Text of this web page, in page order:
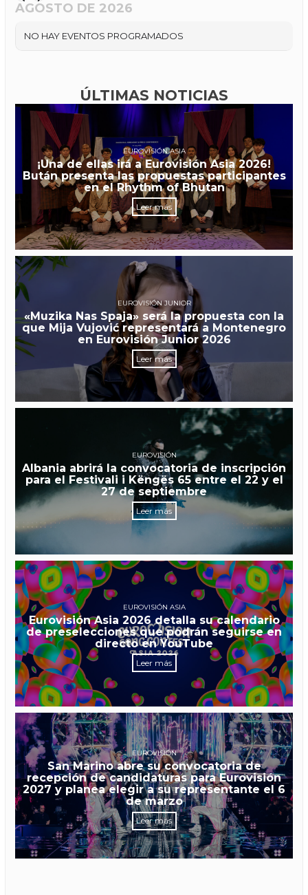
AGOSTO DE 2026
NO HAY EVENTOS PROGRAMADOS
ÚLTIMAS NOTICIAS
EUROVISIÓN ASIA
¡Una de ellas irá a Eurovisión Asia 2026!
Bután presenta las propuestas participantes
en el Rhythm of Bhutan
Leer más
EUROVISIÓN JUNIOR
«Muzika Nas Spaja» será la propuesta con la
que Mija Vujović representará a Montenegro
en Eurovisión Junior 2026
Leer más
EUROVISIÓN
Albania abrirá la convocatoria de inscripción
para el Festivali i Këngës 65 entre el 22 y el
27 de septiembre
Leer más
EUROVISIÓN ASIA
Eurovisión Asia 2026 detalla su calendario
de preselecciones que podrán seguirse en
directo en YouTube
Leer más
EUROVISIÓN
San Marino abre su convocatoria de
recepción de candidaturas para Eurovisión
2027 y planea elegir a su representante el 6
de marzo
Leer más